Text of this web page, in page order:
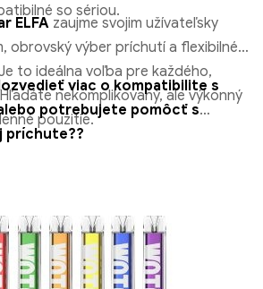
so sériou.
ELFA zaujme svojim užívateľsky
obrovský výber príchutí a flexibilné
to ideálna voľba pre každého,
nekomplikovaný, ale výkonný
použitie.
viac o kompatibilite s
potrebujete pomôcť s
príchute??